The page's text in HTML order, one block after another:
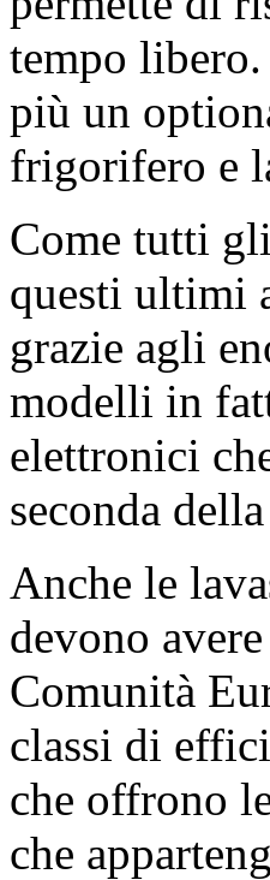
tempo
più un
frigorifero e
Come tutti
questi ultimi
grazie agli
modelli in
elettronici
seconda
Anche le
devono
Comunità
classi di
che offrono
che